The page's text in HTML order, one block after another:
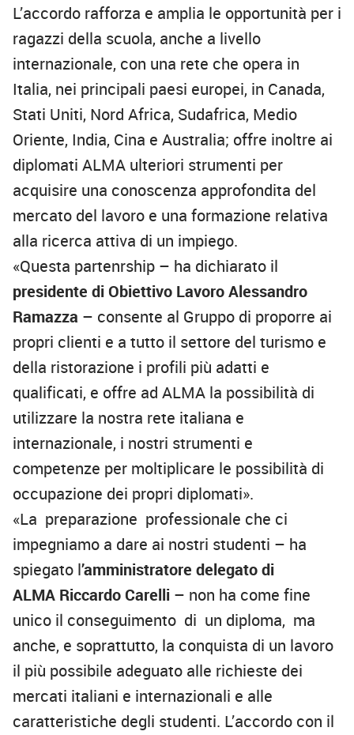
L’accordo rafforza e amplia le opportunità per i
ragazzi della scuola, anche a livello
internazionale, con una rete che opera in
Italia, nei principali paesi europei, in Canada,
Stati Uniti, Nord Africa, Sudafrica, Medio
Oriente, India, Cina e Australia; offre inoltre ai
diplomati ALMA ulteriori strumenti per
acquisire una conoscenza approfondita del
mercato del lavoro e una formazione relativa
alla ricerca attiva di un impiego.
«Questa partenrship – ha dichiarato il
presidente di Obiettivo Lavoro Alessandro
Ramazza – consente al Gruppo di proporre ai
propri clienti e a tutto il settore del turismo e
della ristorazione i profili più adatti e
qualificati, e offre ad ALMA la possibilità di
utilizzare la nostra rete italiana e
internazionale, i nostri strumenti e
competenze per moltiplicare le possibilità di
occupazione dei propri diplomati».
«La preparazione professionale che ci
impegniamo a dare ai nostri studenti – ha
spiegato l’amministratore delegato di
ALMA Riccardo Carelli – non ha come fine
unico il conseguimento di un diploma, ma
anche, e soprattutto, la conquista di un lavoro
il più possibile adeguato alle richieste dei
mercati italiani e internazionali e alle
caratteristiche degli studenti. L’accordo con il